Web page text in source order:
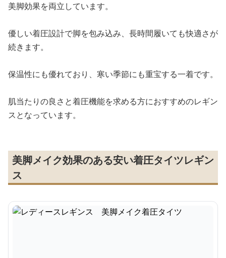
美脚効果を両立しています。
優しい着圧設計で脚を包み込み、長時間履いても快適さが
続きます。
保温性にも優れており、寒い季節にも重宝する一着です。
肌当たりの良さと着圧機能を求める方におすすめのレギン
スとなっています。
美脚メイク効果のある安い着圧タイツレギン
ス